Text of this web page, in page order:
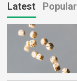
Latest Popular